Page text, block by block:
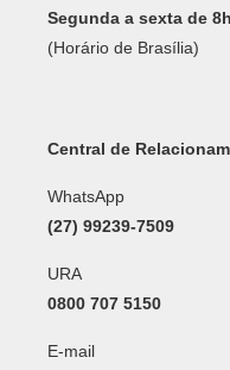
Segunda a sexta de
(Horário de Brasília)
Central de
WhatsApp
(27) 99239-7509
URA
0800 707 5150
E-mail